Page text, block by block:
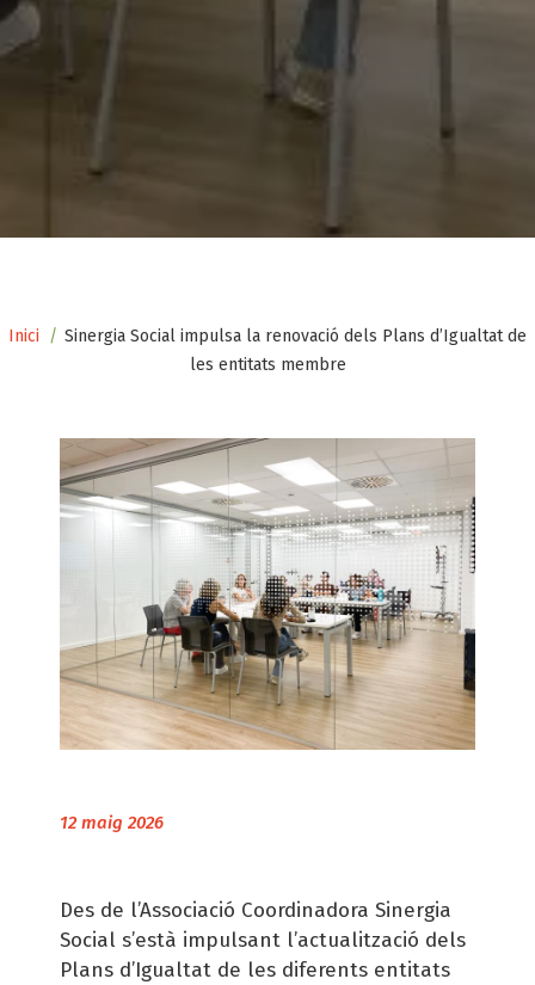
Fil
Inici
Sinergia Social impulsa la renovació dels Plans d’Igualtat de
les entitats membre
12 maig 2026
Des de l’Associació Coordinadora Sinergia
Social s’està impulsant l’actualització dels
Plans d’Igualtat de les diferents entitats